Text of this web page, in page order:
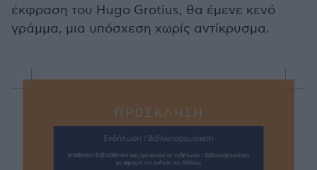
έκφραση του Hugo Grotius, θα έμενε κενό
γράμμα, μια υπόσχεση χωρίς αντίκρυσμα.